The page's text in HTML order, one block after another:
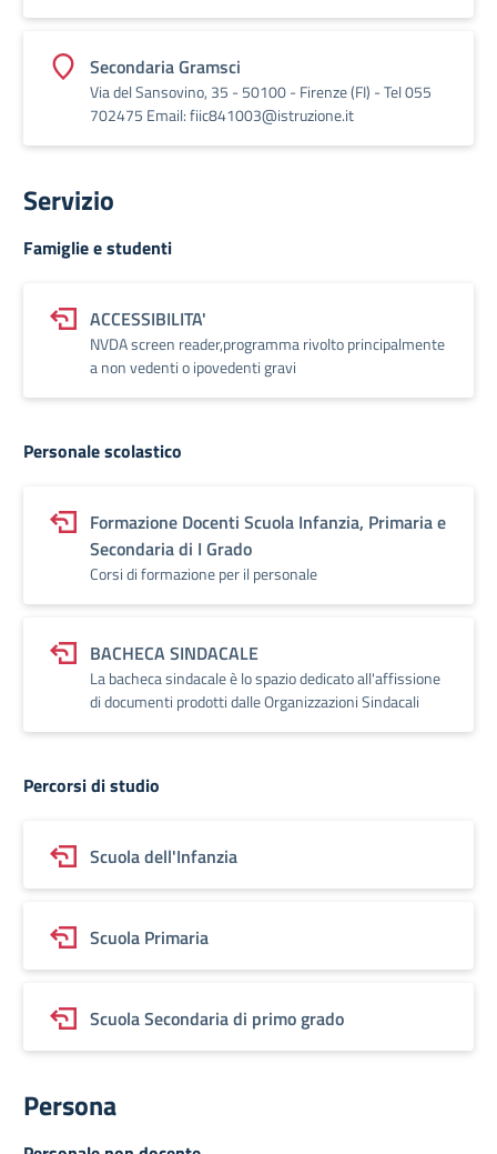
Secondaria Gramsci
Via del Sansovino, 35 - 50100 - Firenze (FI) - Tel 055
702475 Email: fiic841003@istruzione.it
Servizio
Famiglie e studenti
ACCESSIBILITA'
NVDA screen reader,programma rivolto principalmente
a non vedenti o ipovedenti gravi
Personale scolastico
Formazione Docenti Scuola Infanzia, Primaria e
Secondaria di I Grado
Corsi di formazione per il personale
BACHECA SINDACALE
La bacheca sindacale è lo spazio dedicato all'affissione
di documenti prodotti dalle Organizzazioni Sindacali
Percorsi di studio
Scuola dell'Infanzia
Scuola Primaria
Scuola Secondaria di primo grado
Persona